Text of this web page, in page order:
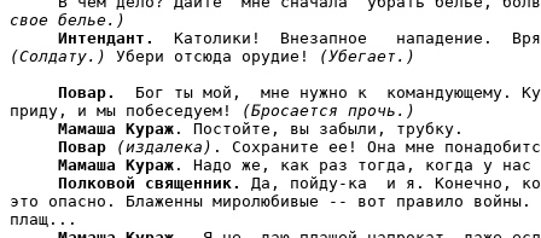
свое белье.)
Интендант.
(Солдату.)
Убери отсюда орудие!
(Убегает.)
Повар.
Бог ты мой,  мне нужно к  командующему.
приду, и мы побеседуем!
(Бросается прочь.)
Мамаша Кураж . Постойте, вы забыли, трубку.
Повар
(издалека) . Сохраните ее! Она мне
Мамаша Кураж . Надо же, как раз тогда, когда у нас
Полковой священник.
Да, пойду-ка  и я. Конечно,
это опасно. Блаженны миролюбивые -- вот правило
плащ...